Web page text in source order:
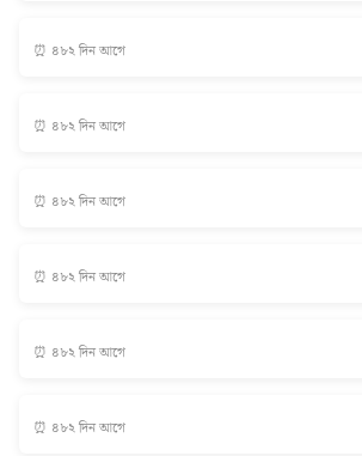
⏰ ৪৮২ দিন আগে
⏰ ৪৮২ দিন আগে
⏰ ৪৮২ দিন আগে
⏰ ৪৮২ দিন আগে
⏰ ৪৮২ দিন আগে
⏰ ৪৮২ দিন আগে